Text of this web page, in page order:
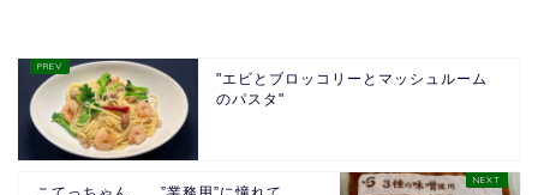
"エビとブロッコリーとマッシュルーム
のパスタ"